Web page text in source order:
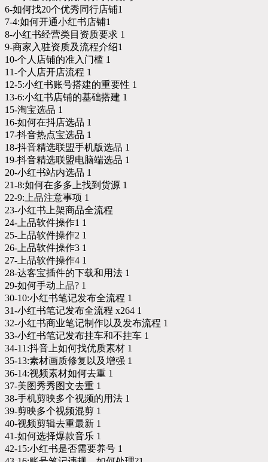
6-如何找20个优秀同行店铺1
7-4:如何开通小红书店铺1
8-小红书经营类目资质要求 1
9-商家入驻资质及流程介绍1
10-个人店铺的准入门槛 1
11-个人店开店流程 1
12-5:小红书账号搭建的重要性 1
13-6:小红书店铺的基础搭建 1
15-淘宝选品 1
16-如何在抖店选品 1
17-抖音热点宝选品 1
18-抖音精选联盟手机版选品 1
19-抖音精选联盟电脑端选品 1
20-小红书站内选品 1
21-8:如何在多多上找到货源 1
22-9:上品注意事项 1
23-小红书上架商品全流程
24-上品软件操作1 1
25-上品软件操作2 1
26-上品软件操作3 1
27-上品软件操作4 1
28-达客宝插件的下载和用法 1
29-如何手动上品? 1
30-10:小红书笔记发布全流程 1
31-小红书笔记发布全流程 x264 1
32-小红书商业笔记制作以及发布流程 1
33-小红书笔记发布挂车和不挂车 1
34-11:抖音上如何找优质素材 1
35-13:素材画质修复以及增强 1
36-14:视频素材如何去重 1
37-美图秀秀图文去重 1
38-手机剪映多个视频的用法 1
39-剪映多个视频混剪 1
40-视频剪辑去重最新 1
41-如何选择爆款音乐 1
42-15:小红书是否需要养号 1